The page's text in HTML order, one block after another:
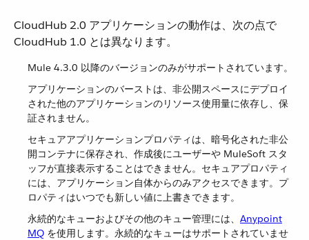
CloudHub 2.0 アプリケーションの動作は、次の点で
CloudHub 1.0 とは異なります。
Mule 4.3.0 以降のバージョンのみがサポートされています。
アプリケーションのバーストは、非公開スペースにデプロイ
された他のアプリケーションのリソース使用量に依存し、保
証されません。
セキュアアプリケーションプロパティは、暗号化された非公
開コンテナに保存され、作成後にユーザーや MuleSoft スタ
ッフが直接表示することはできません。セキュアプロパティ
には、アプリケーション自体からのみアクセスできます。プ
ロパティはいつでも新しい値に上書きできます。
永続的なキューおよびその他のキュー管理には、​ Anypoint
MQ ​ を使用します。永続的なキューはサポートされていませ